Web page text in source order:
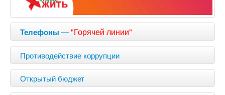
Телефоны —"Горячей линии"
Противодействие коррупции
Открытый бюджет